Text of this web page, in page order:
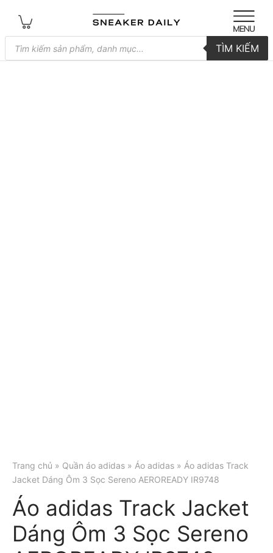
Tìm
kiếm
sản
TÌM KIẾM
Trang chủ » Quần áo adidas » Áo adidas » Áo adidas Track
Jacket Dáng Ôm 3 Sọc Sereno AEROREADY IR9748
Áo adidas Track Jacket
Dáng Ôm 3 Sọc Sereno